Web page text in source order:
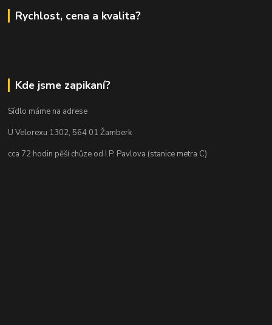
Rychlost, cena a kvalita?
Kde jsme zapikaní?
Sídlo máme na adrese
U Velorexu 1302, 564 01 Žamberk
cca 72 hodin pěší chůze od I.P. Pavlova (stanice metra C)